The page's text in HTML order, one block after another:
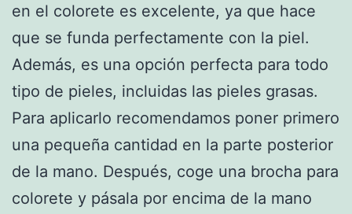
en el colorete es excelente, ya que hace
que se funda perfectamente con la piel.
Además, es una opción perfecta para todo
tipo de pieles, incluidas las pieles grasas.
Para aplicarlo recomendamos poner primero
una pequeña cantidad en la parte posterior
de la mano. Después, coge una brocha para
colorete y pásala por encima de la mano